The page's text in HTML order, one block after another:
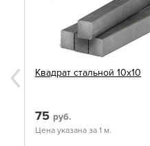
Квадрат стальной 10х10
75 руб.
Цена указана за 1 м.